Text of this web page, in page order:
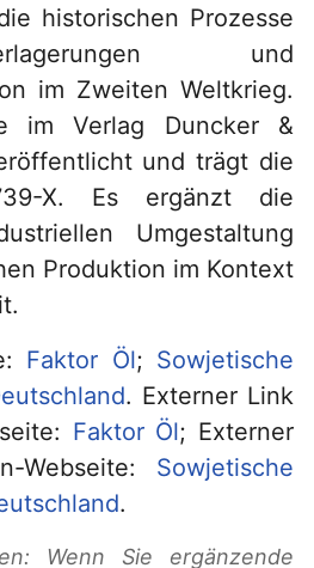
historischen Prozesse
und
im Zweiten Weltkrieg.
im Verlag Duncker &
und trägt die
X. Es ergänzt die
Umgestaltung
Produktion im Kontext
Faktor Öl; Sowjetische
. Externer Link
Faktor Öl; Externer
Webseite: Sowjetische
.
Wenn Sie ergänzende